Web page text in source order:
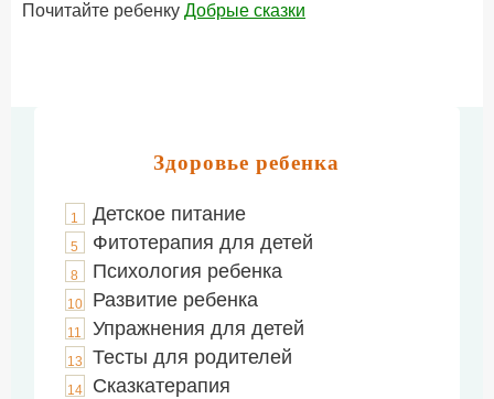
Почитайте ребенку Добрые сказки
Здоровье ребенка
1 Детское питание
5 Фитотерапия для детей
8 Психология ребенка
10 Развитие ребенка
11 Упражнения для детей
13 Тесты для родителей
14 Сказкатерапия